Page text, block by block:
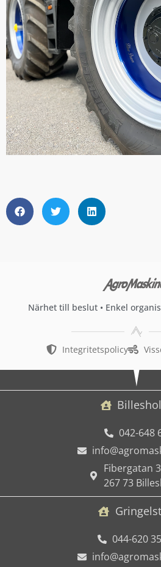
Närhet till beslut • Enkel
Integritetspolicy
042-648
Fibergatan 3
267 73
044-620